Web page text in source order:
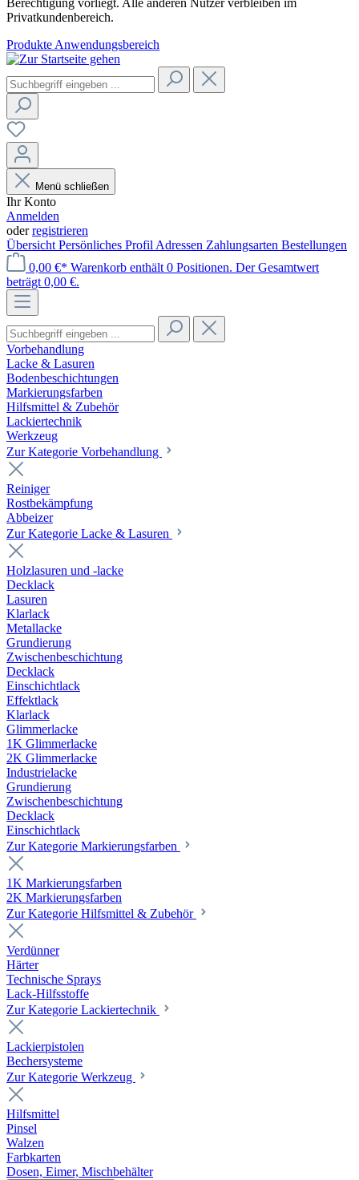
Berechtigung vorliegt. Alle anderen Nutzer verbleiben im
Privatkundenbereich.
Produkte Anwendungsbereich
Menü schließen
Ihr Konto
Anmelden
oderregistrieren
Übersicht Persönliches Profil Adressen Zahlungsarten Bestellungen
0,00 €* Warenkorb enthält 0 Positionen. Der Gesamtwert
beträgt 0,00 €.
Vorbehandlung
Lacke & Lasuren
Bodenbeschichtungen
Markierungsfarben
Hilfsmittel & Zubehör
Lackiertechnik
Werkzeug
Zur Kategorie Vorbehandlung
Reiniger
Rostbekämpfung
Abbeizer
Zur Kategorie Lacke & Lasuren
Holzlasuren und -lacke
Decklack
Lasuren
Klarlack
Metallacke
Grundierung
Zwischenbeschichtung
Decklack
Einschichtlack
Effektlack
Klarlack
Glimmerlacke
1K Glimmerlacke
2K Glimmerlacke
Industrielacke
Grundierung
Zwischenbeschichtung
Decklack
Einschichtlack
Zur Kategorie Markierungsfarben
1K Markierungsfarben
2K Markierungsfarben
Zur Kategorie Hilfsmittel & Zubehör
Verdünner
Härter
Technische Sprays
Lack-Hilfsstoffe
Zur Kategorie Lackiertechnik
Lackierpistolen
Bechersysteme
Zur Kategorie Werkzeug
Hilfsmittel
Pinsel
Walzen
Farbkarten
Dosen, Eimer, Mischbehälter